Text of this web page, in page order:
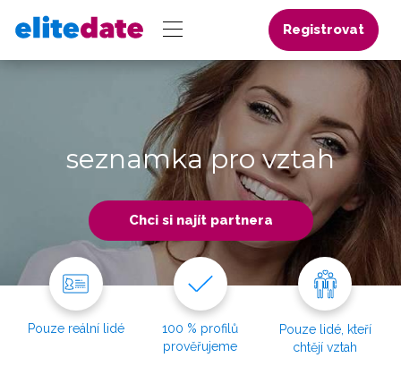
Registrovat
seznamka pro vztah
Chci si najít partnera
Pouze reální lidé
100 % profilů
prověřujeme
Pouze lidé, kteří
chtějí vztah